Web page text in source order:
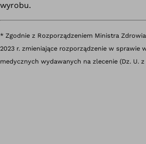
Definicja
wyrobu.
* Zgodnie z Rozporządzeniem Ministra
2023 r. zmieniające rozporządzenie w sprawie
medycznych wydawanych na zlecenie (Dz. U. z